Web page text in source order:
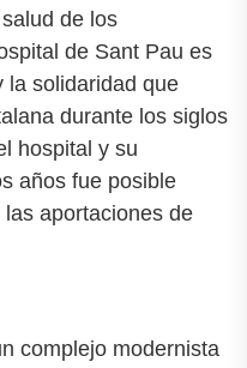
de los
de Sant Pau es
la solidaridad que
durante los siglos
hospital y su
años fue posible
aportaciones de
complejo modernista